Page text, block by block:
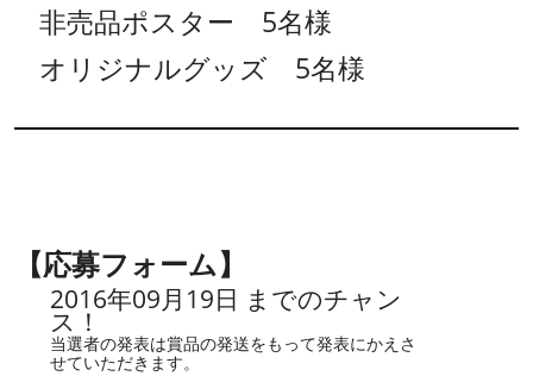
非売品ポスター 5名様
オリジナルグッズ 5名様
【応募フォーム】
2016年09月19日 までのチャン
ス！
当選者の発表は賞品の発送をもって発表にかえさ
せていただきます。